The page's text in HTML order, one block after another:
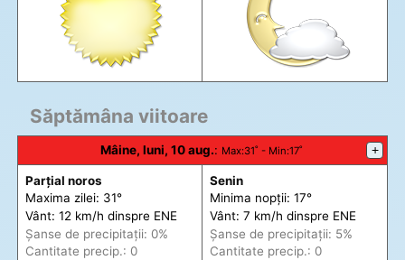
Săptămâna viitoare
Mâine, luni, 10 aug.: Max:31˚ - Min:17˚ +
Parțial noros
Maxima zilei: 31°
Vânt: 12 km/h dinspre ENE
Șanse de precipitații: 0%
Cantitate precip.: 0
Senin
Minima nopții: 17°
Vânt: 7 km/h dinspre ENE
Șanse de precipitații: 5%
Cantitate precip.: 0